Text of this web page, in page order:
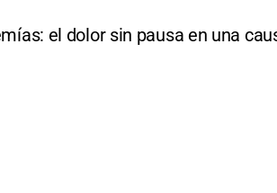
el dolor sin pausa en una